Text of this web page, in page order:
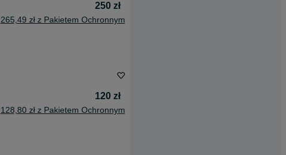
250 zł
265,49 zł z Pakietem Ochronnym
120 zł
128,80 zł z Pakietem Ochronnym